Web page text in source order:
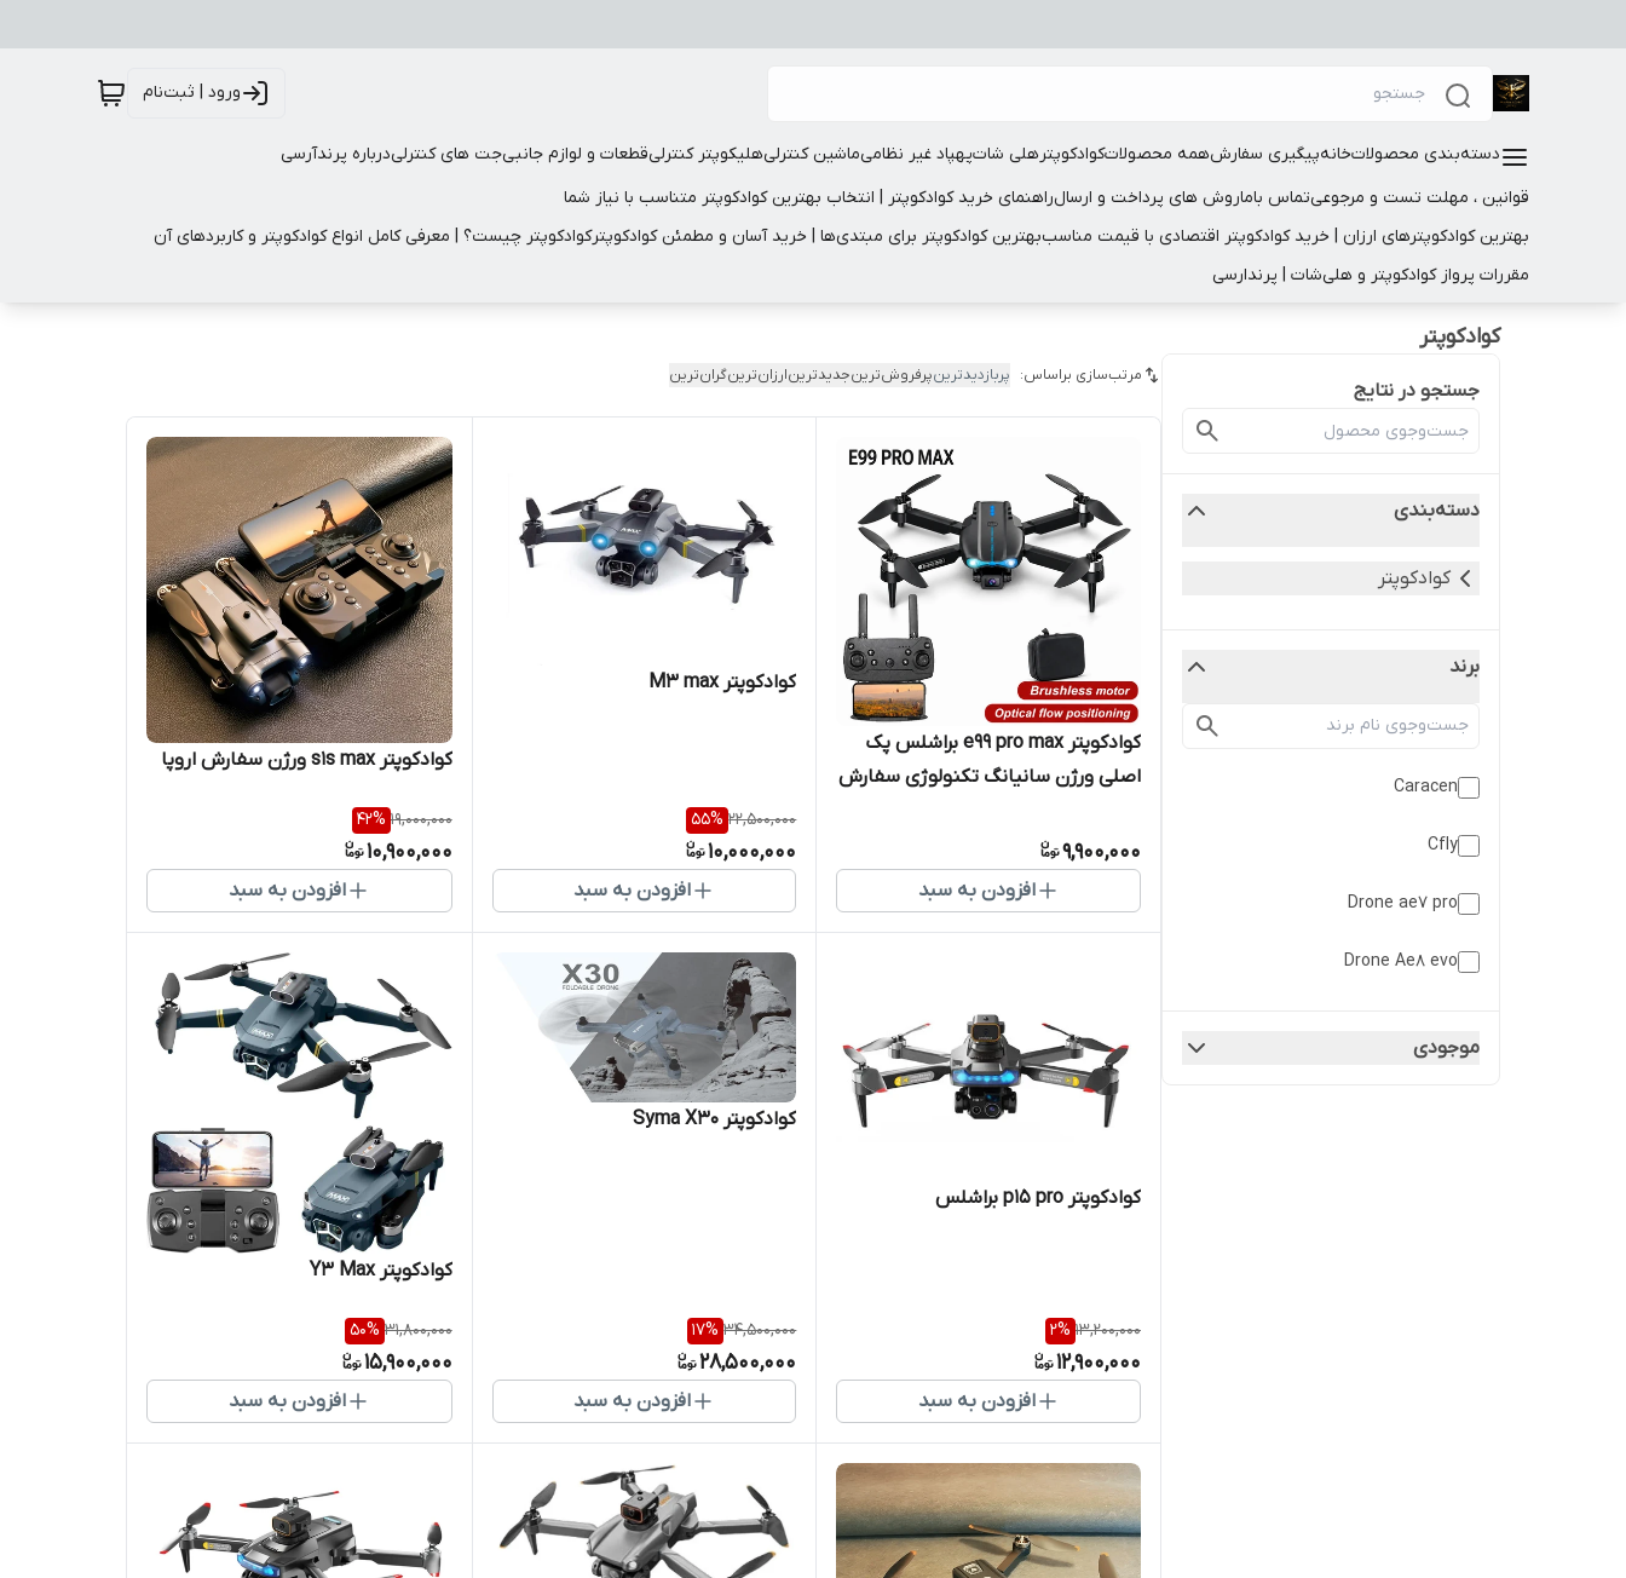
ورود | ثبت‌نام
دسته‌بندی محصولاتخانهپیگیری سفارشهمه محصولاتکوادکوپترهلی شاتپهپاد غیر نظامیماشین کنترلیهلیکوپتر کنترلیقطعات و لوازم جانبیجت های کنترلیدرباره پرندآرسی
قوانین ، مهلت تست و مرجوعیتماس باماروش های پرداخت و ارسالراهنمای خرید کوادکوپتر | انتخاب بهترین کوادکوپتر متناسب با نیاز شما
بهترین کوادکوپترهای ارزان | خرید کوادکوپتر اقتصادی با قیمت مناسببهترین کوادکوپتر برای مبتدی‌ها | خرید آسان و مطمئن کوادکوپترکوادکوپتر چیست؟ | معرفی کامل انواع کوادکوپتر و کاربردهای آن
مقررات پرواز کوادکوپتر و هلی‌شات | پرندارسی
کوادکوپتر
جستجو در نتایج
دسته‌بندی
کوادکوپتر
برند
Caracen
Cfly
Drone ae7 pro
Drone Ae8 evo
موجودی
مرتب‌سازی براساس: پربازدیدترینپرفروش‌ترینجدیدترینارزان‌ترینگران‌ترین
کوادکوپتر e99 pro max براشلس پک
اصلی ورژن سانیانگ تکنولوژی سفارش
9,900,000
افزودن به سبد
کوادکوپتر M3 max
22,500,000
55%
10,000,000
افزودن به سبد
کوادکوپتر s1s max ورژن سفارش اروپا
19,000,000
42%
10,900,000
افزودن به سبد
کوادکوپتر p15 pro براشلس
13,200,000
2%
12,900,000
افزودن به سبد
کوادکوپتر Syma X30
34,500,000
17%
28,500,000
افزودن به سبد
کوادکوپتر Y3 Max
31,800,000
50%
15,900,000
افزودن به سبد